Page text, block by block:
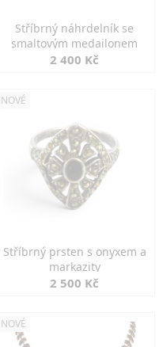
Stříbrný náhrdelník se
smaltovým medailonem
2 400 Kč
NOVÉ
Stříbrný prsten s onyxem a
markazity
2 500 Kč
NOVÉ